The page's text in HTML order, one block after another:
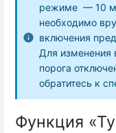
режиме — 10
необходимо
включения
Для изменения
порога
обратитесь к
Функция